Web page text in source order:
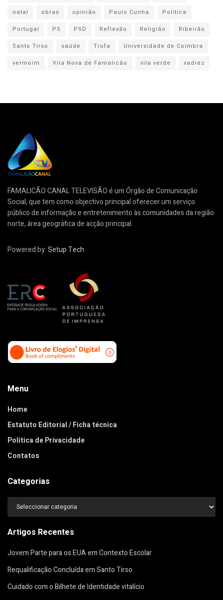
natal
obras opinião Paulo Cunha
Politica
Portugal
PS PSD Reflexão Religião
Ribeirão
Santo Tirso
saúde Trofa
Universidade de Coimbra
vermoim
Vila Nova de Famalicão vila verde xadrez
FAMALICÃO CANAL TELEVISÃO é um Órgão de Comunicação
Social, que tem como objectivo principal oferecer um serviço
público de informação e entretenimento às comunidades da região
norte, área geográfica de acção principal.
Powered by:Setup Tech
Menu
Home
Estatuto Editorial / Ficha técnica
Política de Privacidade
Contatos
Categorias
Categorias
Artigos Recentes
Jovem Parte para os EUA em Contexto Escolar
Requalificação Concluída em Santo Tirso
Cuidado com o Bilhete de Identidade vitalício